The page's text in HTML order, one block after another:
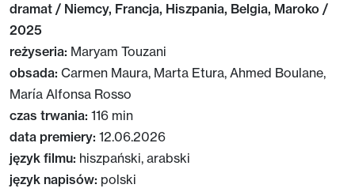
dramat / Niemcy, Francja, Hiszpania, Belgia, Maroko /
2025
reżyseria: Maryam Touzani
obsada: Carmen Maura, Marta Etura, Ahmed Boulane,
María Alfonsa Rosso
czas trwania: 116 min
data premiery: 12.06.2026
język filmu: hiszpański, arabski
język napisów: polski